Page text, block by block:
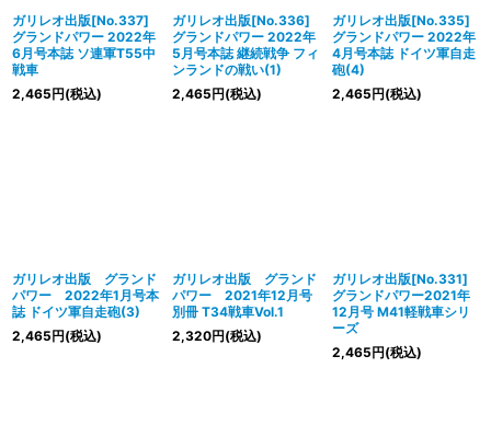
ガリレオ出版[No.337]
グランドパワー 2022年
6月号本誌 ソ連軍T55中
戦車
2,465円(税込)
ガリレオ出版[No.336]
グランドパワー 2022年
5月号本誌 継続戦争 フィ
ンランドの戦い(1)
2,465円(税込)
ガリレオ出版[No.335]
グランドパワー 2022年
4月号本誌 ドイツ軍自走
砲(4)
2,465円(税込)
ガリレオ出版 グランド
パワー 2022年1月号本
誌 ドイツ軍自走砲(3)
2,465円(税込)
ガリレオ出版 グランド
パワー 2021年12月号
別冊 T34戦車Vol.1
2,320円(税込)
ガリレオ出版[No.331]
グランドパワー2021年
12月号 M41軽戦車シリ
ーズ
2,465円(税込)